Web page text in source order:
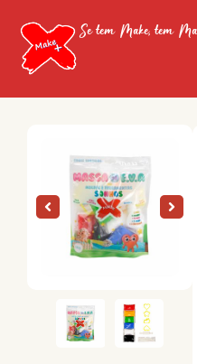
Se tem Make, tem